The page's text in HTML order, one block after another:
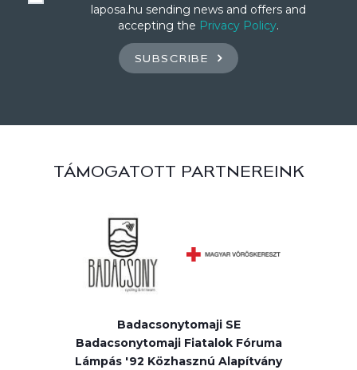
laposa.hu sending news and offers and
accepting the Privacy Policy.
SUBSCRIBE
TÁMOGATOTT PARTNEREINK
Badacsonytomaji SE
Badacsonytomaji Fiatalok Fóruma
Lámpás '92 Közhasznú Alapítvány